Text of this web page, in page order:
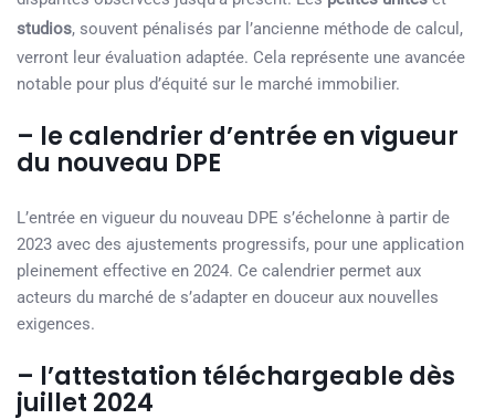
studios, souvent pénalisés par l’ancienne méthode de calcul,
verront leur évaluation adaptée. Cela représente une avancée
notable pour plus d’équité sur le marché immobilier.
– le calendrier d’entrée en vigueur
du nouveau DPE
L’entrée en vigueur du nouveau DPE s’échelonne à partir de
2023 avec des ajustements progressifs, pour une application
pleinement effective en 2024. Ce calendrier permet aux
acteurs du marché de s’adapter en douceur aux nouvelles
exigences.
– l’attestation téléchargeable dès
juillet 2024